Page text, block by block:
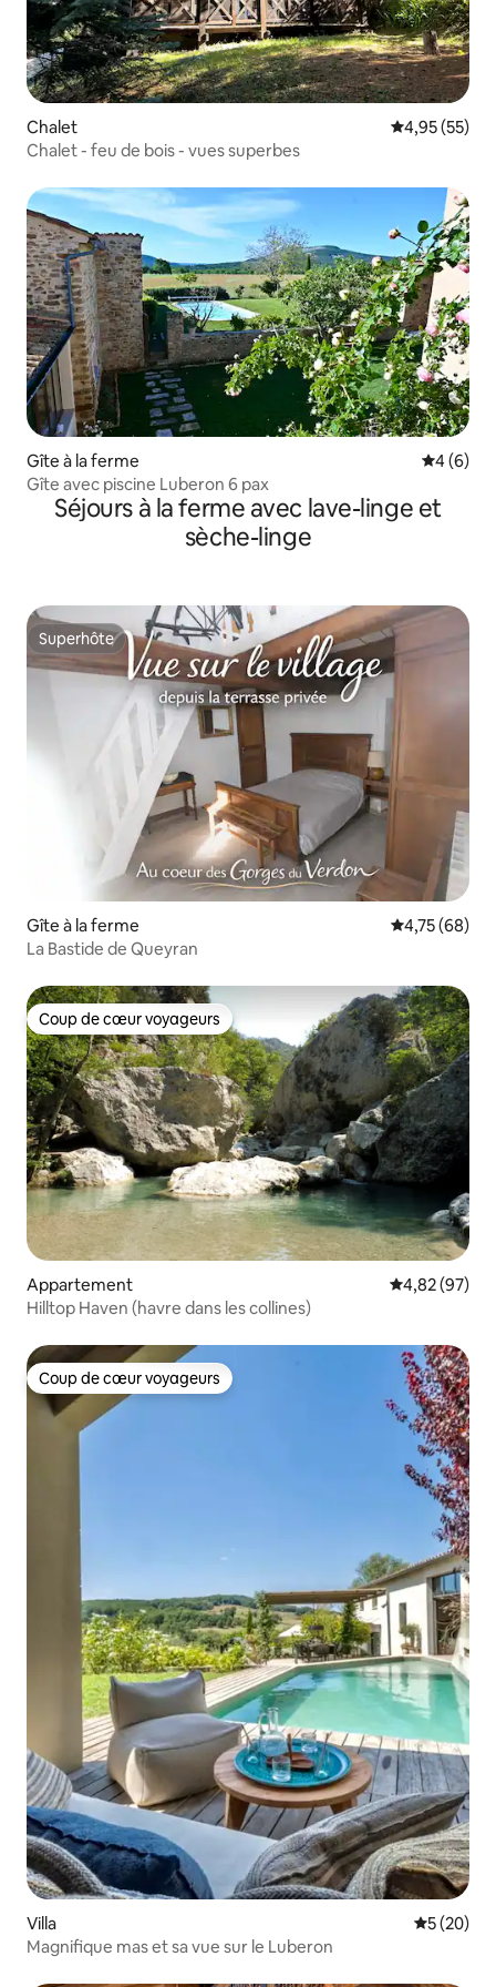
Chalet Évaluation
4,95 (55)
Chalet - feu de bois - vues superbes
Gîte à la ferme
4 (6)
Gîte avec piscine Luberon 6 pax
Séjours à la ferme avec lave-linge et
sèche-linge
Superhôte
Superhôte
Gîte à la ferme Évaluation
4,75 (68)
La Bastide de Queyran
Coup de cœur voyageurs
Coup de cœur voyageurs
Appartement Évaluation
4,82 (97)
Hilltop Haven (havre dans les collines)
Coup de cœur voyageurs
Coup de cœur voyageurs
Villa
5 (20)
Magnifique mas et sa vue sur le Luberon